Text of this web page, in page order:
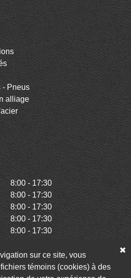
Pneus
alliage
8:00 - 17:30
8:00 - 17:30
8:00 - 17:30
8:00 - 17:30
8:00 - 17:30
Fermésur ce site, vous
témoins (cookies) à des